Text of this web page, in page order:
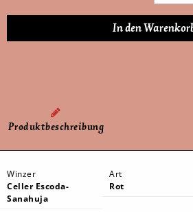
Produktbeschreibung
Winzer
Celler Escoda-
Sanahuja
Art
Rot